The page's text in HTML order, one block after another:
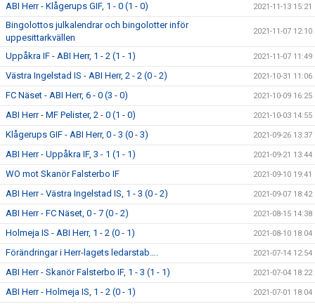
ABI Herr - Klågerups GIF, 1 - 0 (1 - 0) 2021-11-13 15:21
Bingolottos julkalendrar och bingolotter inför
uppesittarkvällen
2021-11-07 12:10
Uppåkra IF - ABI Herr, 1 - 2 (1 - 1) 2021-11-07 11:49
Västra Ingelstad IS - ABI Herr, 2 - 2 (0 - 2) 2021-10-31 11:06
FC Näset - ABI Herr, 6 - 0 (3 - 0) 2021-10-09 16:25
ABI Herr - MF Pelister, 2 - 0 (1 - 0) 2021-10-03 14:55
Klågerups GIF - ABI Herr, 0 - 3 (0 - 3) 2021-09-26 13:37
ABI Herr - Uppåkra IF, 3 - 1 (1 - 1) 2021-09-21 13:44
WO mot Skanör Falsterbo IF 2021-09-10 19:41
ABI Herr - Västra Ingelstad IS, 1 - 3 (0 - 2) 2021-09-07 18:42
ABI Herr - FC Näset, 0 - 7 (0 - 2) 2021-08-15 14:38
Holmeja IS - ABI Herr, 1 - 2 (0 - 1) 2021-08-10 18:04
Förändringar i Herr-lagets ledarstab…. 2021-07-14 12:54
ABI Herr - Skanör Falsterbo IF, 1 - 3 (1 - 1) 2021-07-04 18:22
ABI Herr - Holmeja IS, 1 - 2 (0 - 1) 2021-07-01 18:04